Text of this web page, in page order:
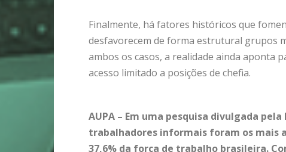
Finalmente, há fatores históricos que
desfavorecem de forma estrutural grupos
ambos os casos, a realidade ainda aponta
acesso limitado a posições de chefia.
AUPA – Em uma pesquisa divulgada
trabalhadores informais foram os mais
37,6% da força de trabalho brasileira.